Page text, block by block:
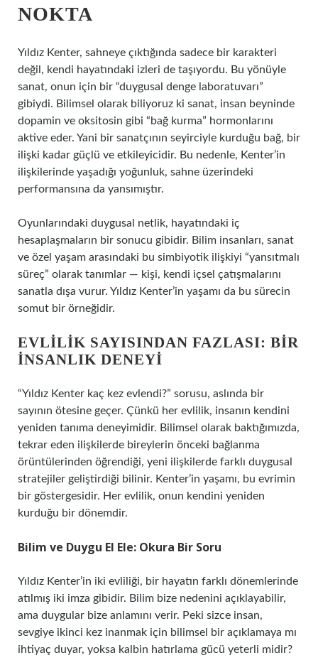
NOKTA
Yıldız Kenter, sahneye çıktığında sadece bir karakteri
değil, kendi hayatındaki izleri de taşıyordu. Bu yönüyle
sanat, onun için bir “duygusal denge laboratuvarı”
gibiydi. Bilimsel olarak biliyoruz ki sanat, insan beyninde
dopamin ve oksitosin gibi “bağ kurma” hormonlarını
aktive eder. Yani bir sanatçının seyirciyle kurduğu bağ, bir
ilişki kadar güçlü ve etkileyicidir. Bu nedenle, Kenter’in
ilişkilerinde yaşadığı yoğunluk, sahne üzerindeki
performansına da yansımıştır.
Oyunlarındaki duygusal netlik, hayatındaki iç
hesaplaşmaların bir sonucu gibidir. Bilim insanları, sanat
ve özel yaşam arasındaki bu simbiyotik ilişkiyi “yansıtmalı
süreç” olarak tanımlar — kişi, kendi içsel çatışmalarını
sanatla dışa vurur. Yıldız Kenter’in yaşamı da bu sürecin
somut bir örneğidir.
EVLILIK SAYISINDAN FAZLASI: BIR
İNSANLIK DENEYI
“Yıldız Kenter kaç kez evlendi?” sorusu, aslında bir
sayının ötesine geçer. Çünkü her evlilik, insanın kendini
yeniden tanıma deneyimidir. Bilimsel olarak baktığımızda,
tekrar eden ilişkilerde bireylerin önceki bağlanma
örüntülerinden öğrendiği, yeni ilişkilerde farklı duygusal
stratejiler geliştirdiği bilinir. Kenter’in yaşamı, bu evrimin
bir göstergesidir. Her evlilik, onun kendini yeniden
kurduğu bir dönemdir.
Bilim ve Duygu El Ele: Okura Bir Soru
Yıldız Kenter’in iki evliliği, bir hayatın farklı dönemlerinde
atılmış iki imza gibidir. Bilim bize nedenini açıklayabilir,
ama duygular bize anlamını verir. Peki sizce insan,
sevgiye ikinci kez inanmak için bilimsel bir açıklamaya mı
ihtiyaç duyar, yoksa kalbin hatırlama gücü yeterli midir?